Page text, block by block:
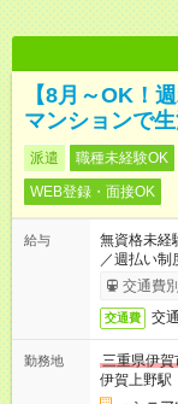
【8月～OK！
マンションで
派遣 職種未経験OK
WEB登録・面接OK
給与
無資格未
／週払い制
了次第のお
交通費
交通費 交
勤務地
三重県伊賀
伊賀上野駅